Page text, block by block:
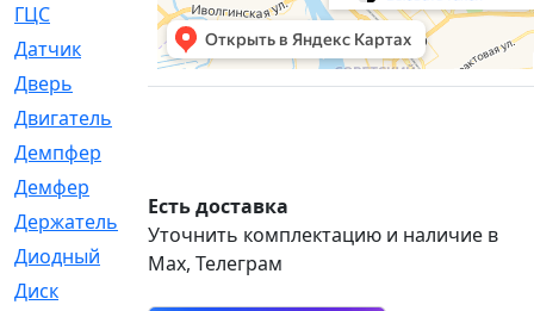
ГЦС
[74]
Датчик
[969]
Дверь
[249]
Двигатель
Демпфер
Демфер
Держатель
[5]
Диодный
[3]
Диск
Есть доставка
Уточнить комплектацию и наличие в
Max, Телеграм